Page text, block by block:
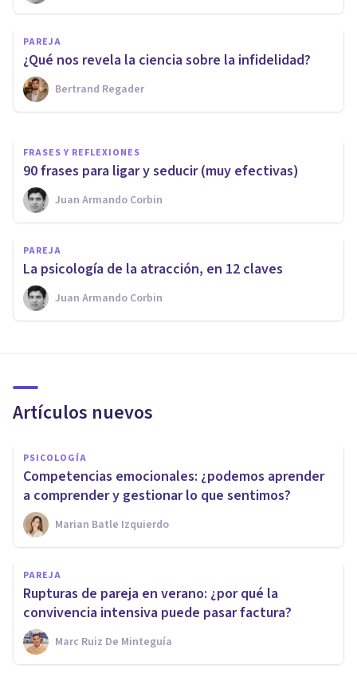
PAREJA
¿Qué nos revela la ciencia sobre la infidelidad?
Bertrand Regader
PAREJA
¿Por qué nos cuesta tanto
encontrar una pareja estable?
Cande Díaz
FRASES Y REFLEXIONES
90 frases para ligar y seducir (muy efectivas)
Juan Armando Corbin
PAREJA
​La psicología de la atracción, en 12 claves
Juan Armando Corbin
Artículos nuevos
PSICOLOGÍA
Competencias emocionales: ¿podemos aprender
a comprender y gestionar lo que sentimos?
Marian Batle Izquierdo
PAREJA
Rupturas de pareja en verano: ¿por qué la
convivencia intensiva puede pasar factura?
Marc Ruiz De Minteguía